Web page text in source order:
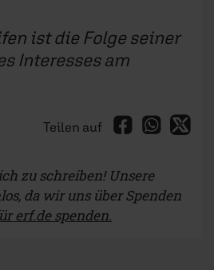
ist die Folge seiner
Interesses am
Teilen auf
zu schreiben! Unsere
da wir uns über Spenden
erf.de spenden.